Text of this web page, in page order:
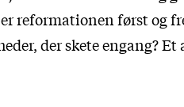
reformationen først og
der skete engang? Et